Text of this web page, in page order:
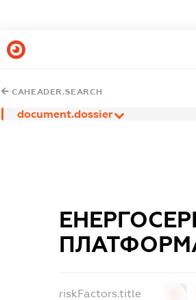
CAHEADER.SEARCH
document.dossier
riskFactors.title